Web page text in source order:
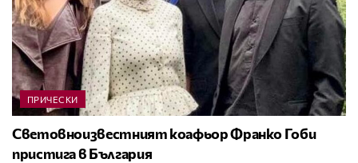
ПРИЧЕСКИ
Световноизвестният коафьор Франко Гоби
пристига в България